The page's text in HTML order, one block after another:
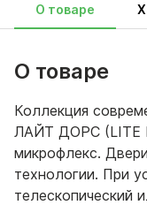
О товаре
О товаре
Коллекция
ЛАЙТ ДОРС (LITE
микрофлекс.
технологии. При
телескопический